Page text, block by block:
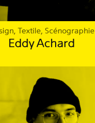
Textile, Scénographie
Eddy Achard